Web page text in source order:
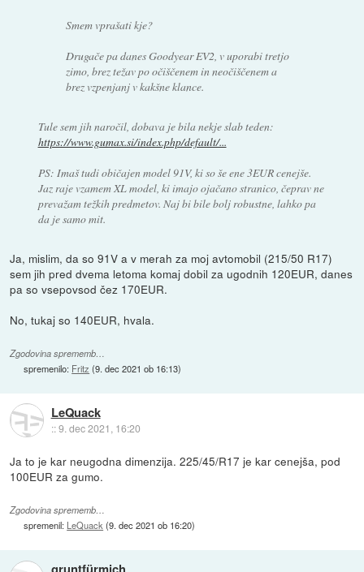
Smem vprašati kje?
Drugače pa danes Goodyear EV2, v uporabi tretjo
zimo, brez težav po očiščenem in neočiščenem a
brez vzpenjanj v kakšne klance.
Tule sem jih naročil, dobava je bila nekje slab teden:
https://www.gumax.si/index.php/default/...
PS: Imaš tudi običajen model 91V, ki so še ene 3EUR cenejše.
Jaz raje vzamem XL model, ki imajo ojačano stranico, čeprav ne
prevažam težkih predmetov. Naj bi bile bolj robustne, lahko pa
da je samo mit.
Ja, mislim, da so 91V a v merah za moj avtomobil (215/50 R17)
sem jih pred dvema letoma komaj dobil za ugodnih 120EUR, danes
pa so vsepovsod čez 170EUR.
No, tukaj so 140EUR, hvala.
Zgodovina sprememb…
spremenilo: Fritz (9. dec 2021 ob 16:13)
LeQuack
::9. dec 2021, 16:20
Ja to je kar neugodna dimenzija. 225/45/R17 je kar cenejša, pod
100EUR za gumo.
Zgodovina sprememb…
spremenil: LeQuack (9. dec 2021 ob 16:20)